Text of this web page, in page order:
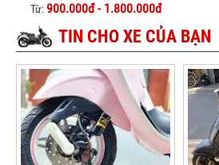
Từ:900.000đ - 1.800.000đ
TIN CHO XE CỦA BẠN